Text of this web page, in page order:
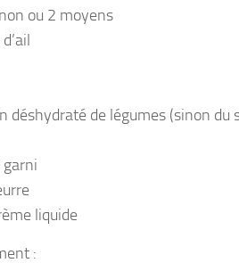
ou 2 moyens
déshydraté de légumes (sinon du
garni
liquide
: